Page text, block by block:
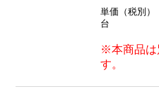
単価（税別
台
※本商品は
す。